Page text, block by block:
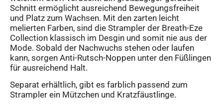
Schnitt ermöglicht ausreichend Bewegungsfreiheit
und Platz zum Wachsen. Mit den zarten leicht
melierten Farben, sind die Strampler der Breath-Eze
Collection klassisch im Desgin und somit nie aus der
Mode. Sobald der Nachwuchs stehen oder laufen
kann, sorgen Anti-Rutsch-Noppen unter den Füßlingen
für ausreichend Halt.
Separat erhältlich, gibt es farblich passend zum
Strampler ein Mützchen und Kratzfäustlinge.